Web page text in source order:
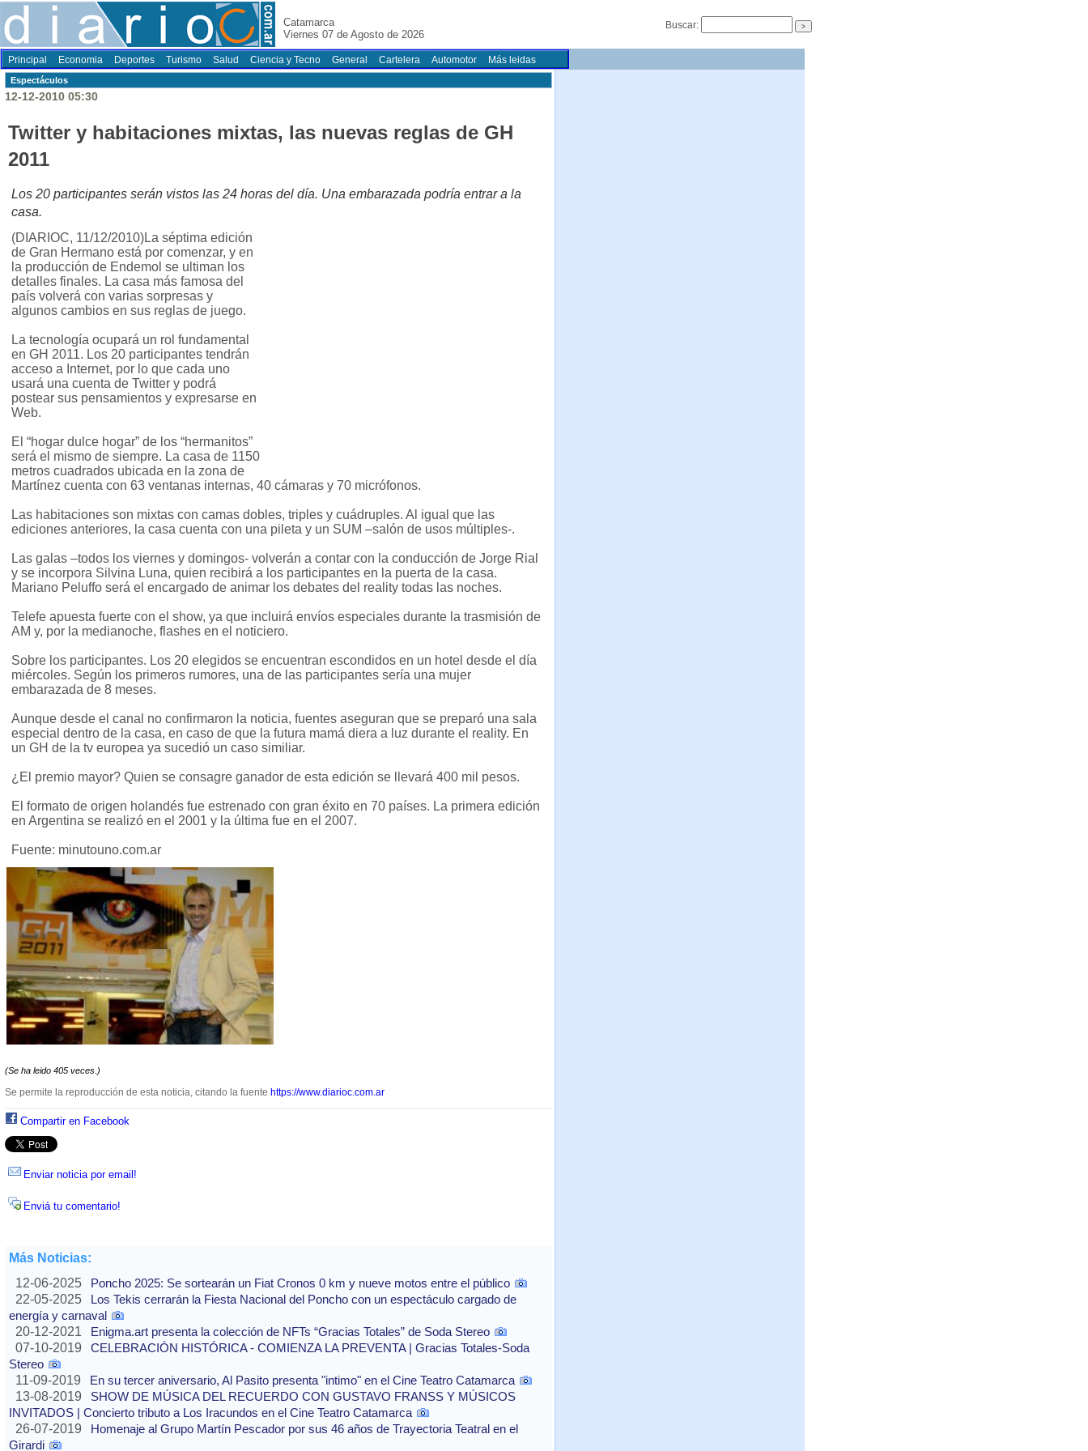
Catamarca
Viernes 07 de Agosto de 2026
Buscar:
Principal Economia Deportes Turismo Salud Ciencia y Tecno General Cartelera Automotor Más leidas
Espectáculos
12-12-2010 05:30
Twitter y habitaciones mixtas, las nuevas reglas de GH
2011
Los 20 participantes serán vistos las 24 horas del día. Una embarazada podría entrar a la
casa.
(DIARIOC, 11/12/2010)La séptima edición
de Gran Hermano está por comenzar, y en
la producción de Endemol se ultiman los
detalles finales. La casa más famosa del
país volverá con varias sorpresas y
algunos cambios en sus reglas de juego.
La tecnología ocupará un rol fundamental
en GH 2011. Los 20 participantes tendrán
acceso a Internet, por lo que cada uno
usará una cuenta de Twitter y podrá
postear sus pensamientos y expresarse en
Web.
El “hogar dulce hogar” de los “hermanitos”
será el mismo de siempre. La casa de 1150
metros cuadrados ubicada en la zona de
Martínez cuenta con 63 ventanas internas, 40 cámaras y 70 micrófonos.
Las habitaciones son mixtas con camas dobles, triples y cuádruples. Al igual que las
ediciones anteriores, la casa cuenta con una pileta y un SUM –salón de usos múltiples-.
Las galas –todos los viernes y domingos- volverán a contar con la conducción de Jorge Rial
y se incorpora Silvina Luna, quien recibirá a los participantes en la puerta de la casa.
Mariano Peluffo será el encargado de animar los debates del reality todas las noches.
Telefe apuesta fuerte con el show, ya que incluirá envíos especiales durante la trasmisión de
AM y, por la medianoche, flashes en el noticiero.
Sobre los participantes. Los 20 elegidos se encuentran escondidos en un hotel desde el día
miércoles. Según los primeros rumores, una de las participantes sería una mujer
embarazada de 8 meses.
Aunque desde el canal no confirmaron la noticia, fuentes aseguran que se preparó una sala
especial dentro de la casa, en caso de que la futura mamá diera a luz durante el reality. En
un GH de la tv europea ya sucedió un caso similiar.
¿El premio mayor? Quien se consagre ganador de esta edición se llevará 400 mil pesos.
El formato de origen holandés fue estrenado con gran éxito en 70 países. La primera edición
en Argentina se realizó en el 2001 y la última fue en el 2007.
Fuente: minutouno.com.ar
(Se ha leido 405 veces.)
Se permite la reproducción de esta noticia, citando la fuente https://www.diarioc.com.ar
Compartir en Facebook
Enviar noticia por email!
Enviá tu comentario!
Más Noticias:
12-06-2025
Poncho 2025: Se sortearán un Fiat Cronos 0 km y nueve motos entre el público
22-05-2025
Los Tekis cerrarán la Fiesta Nacional del Poncho con un espectáculo cargado de
energía y carnaval
20-12-2021
Enigma.art presenta la colección de NFTs “Gracias Totales” de Soda Stereo
07-10-2019
CELEBRACIÓN HISTÓRICA - COMIENZA LA PREVENTA | Gracias Totales-Soda
Stereo
11-09-2019
En su tercer aniversario, Al Pasito presenta "intimo" en el Cine Teatro Catamarca
13-08-2019
SHOW DE MÚSICA DEL RECUERDO CON GUSTAVO FRANSS Y MÚSICOS
INVITADOS | Concierto tributo a Los Iracundos en el Cine Teatro Catamarca
26-07-2019
Homenaje al Grupo Martín Pescador por sus 46 años de Trayectoria Teatral en el
Girardi